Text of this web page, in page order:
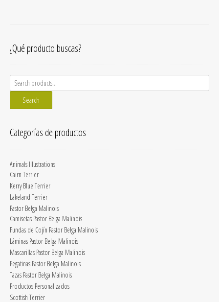
¿Qué producto buscas?
Search
for:
Search
Categorías de productos
Animals Illustrations
Cairn Terrier
Kerry Blue Terrier
Lakeland Terrier
Pastor Belga Malinois
Camisetas Pastor Belga Malinois
Fundas de Cojín Pastor Belga Malinois
Láminas Pastor Belga Malinois
Mascarillas Pastor Belga Malinois
Pegatinas Pastor Belga Malinois
Tazas Pastor Belga Malinois
Productos Personalizados
Scottish Terrier